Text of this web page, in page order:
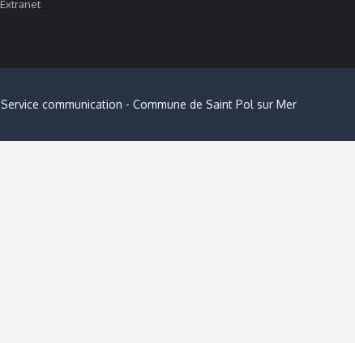
Extranet
Service communication - Commune de Saint Pol sur Mer